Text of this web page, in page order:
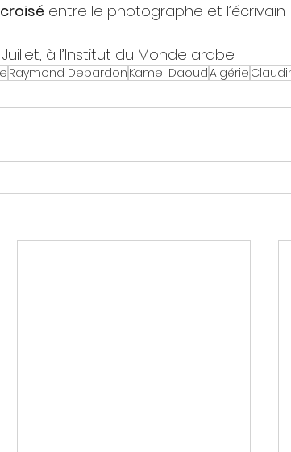
entre le photographe et l’écrivain
à l’Institut du Monde arabe
Raymond Depardon Kamel DaoudAlgérie